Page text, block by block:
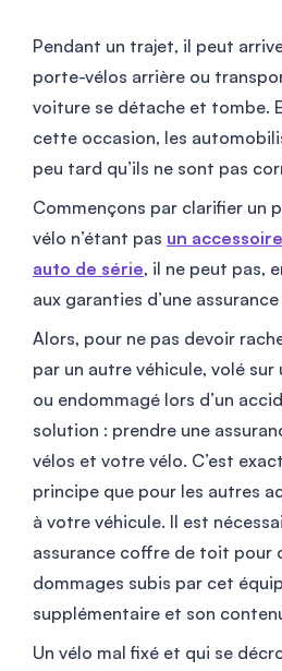
Pendant un trajet, il peut
porte-vélos arrière ou
voiture se détache et tombe.
cette occasion, les
peu tard qu’ils ne sont pas
Commençons par clarifier un
vélo n’étant pas un
auto de série, il ne peut pas,
aux garanties d’une
Alors, pour ne pas devoir
par un autre véhicule, volé sur
ou endommagé lors d’un
solution : prendre une
vélos et votre vélo. C’est
principe que pour les autres
à votre véhicule. Il est
assurance coffre de toit pour
dommages subis par cet
supplémentaire et son
Un vélo mal fixé et qui se